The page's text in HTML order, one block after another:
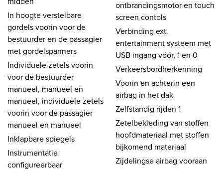
In hoogte verstelbare
gordels voorin voor de
bestuurder en de passagier
met gordelspanners
Individuele zetels voorin
voor de bestuurder
manueel, manueel en
manueel, individuele zetels
voorin voor de passagier
manueel en manueel
Inklapbare spiegels
Instrumentatie
configureerbaar
ontbrandingsmotor en touch
screen contols
Verbinding ext.
entertainment systeem met
USB ingang vóór, 1 en 0
Verkeersbordherkenning
Voorin en achterin een
airbag in het dak
Zelfstandig rijden 1
Zetelbekleding van stoffen
hoofdmateriaal met stoffen
bijkomend materiaal
Zijdelingse airbag vooraan